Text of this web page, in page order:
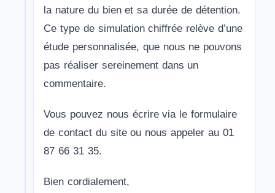
la nature du bien et sa durée de détention.
Ce type de simulation chiffrée relève d’une
étude personnalisée, que nous ne pouvons
pas réaliser sereinement dans un
commentaire.
Vous pouvez nous écrire via leformulaire
de contactdu site ou nous appeler au 01
87 66 31 35.
Bien cordialement,